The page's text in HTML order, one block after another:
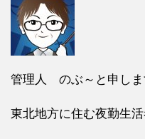
管理人 のぶ～と申しま
東北地方に住む夜勤生活